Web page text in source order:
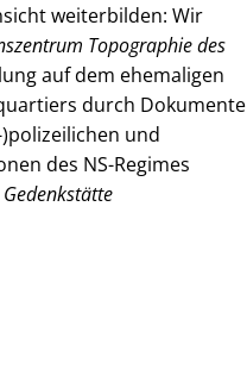
weiterbilden: Wir
Topographie des
auf dem ehemaligen
durch Dokumente
und
des NS-Regimes
Gedenkstätte